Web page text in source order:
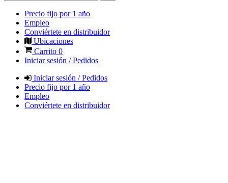
Precio fijo por 1 año
Empleo
Conviértete en distribuidor
Ubicaciones
Carrito 0
Iniciar sesión / Pedidos
Iniciar sesión / Pedidos
Precio fijo por 1 año
Empleo
Conviértete en distribuidor